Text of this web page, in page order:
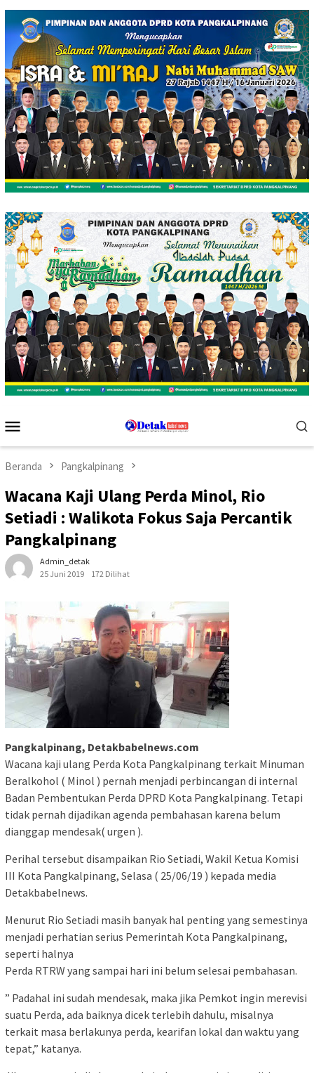
Loncat
konten
Mobile
Beranda Pangkalpinang
Wacana Kaji Ulang Perda Minol, Rio
Setiadi : Walikota Fokus Saja Percantik
Pangkalpinang
Admin_detak
25 Juni 2019
172 Dilihat
Pangkalpinang, Detakbabelnews.com
Wacana kaji ulang Perda Kota Pangkalpinang terkait Minuman
Beralkohol ( Minol ) pernah menjadi perbincangan di internal
Badan Pembentukan Perda DPRD Kota Pangkalpinang. Tetapi
tidak pernah dijadikan agenda pembahasan karena belum
dianggap mendesak( urgen ).
Perihal tersebut disampaikan Rio Setiadi, Wakil Ketua Komisi
III Kota Pangkalpinang, Selasa ( 25/06/19 ) kepada media
Detakbabelnews.
Menurut Rio Setiadi masih banyak hal penting yang semestinya
menjadi perhatian serius Pemerintah Kota Pangkalpinang,
seperti halnya
Perda RTRW yang sampai hari ini belum selesai pembahasan.
” Padahal ini sudah mendesak, maka jika Pemkot ingin merevisi
suatu Perda, ada baiknya dicek terlebih dahulu, misalnya
terkait masa berlakunya perda, kearifan lokal dan waktu yang
tepat,” katanya.